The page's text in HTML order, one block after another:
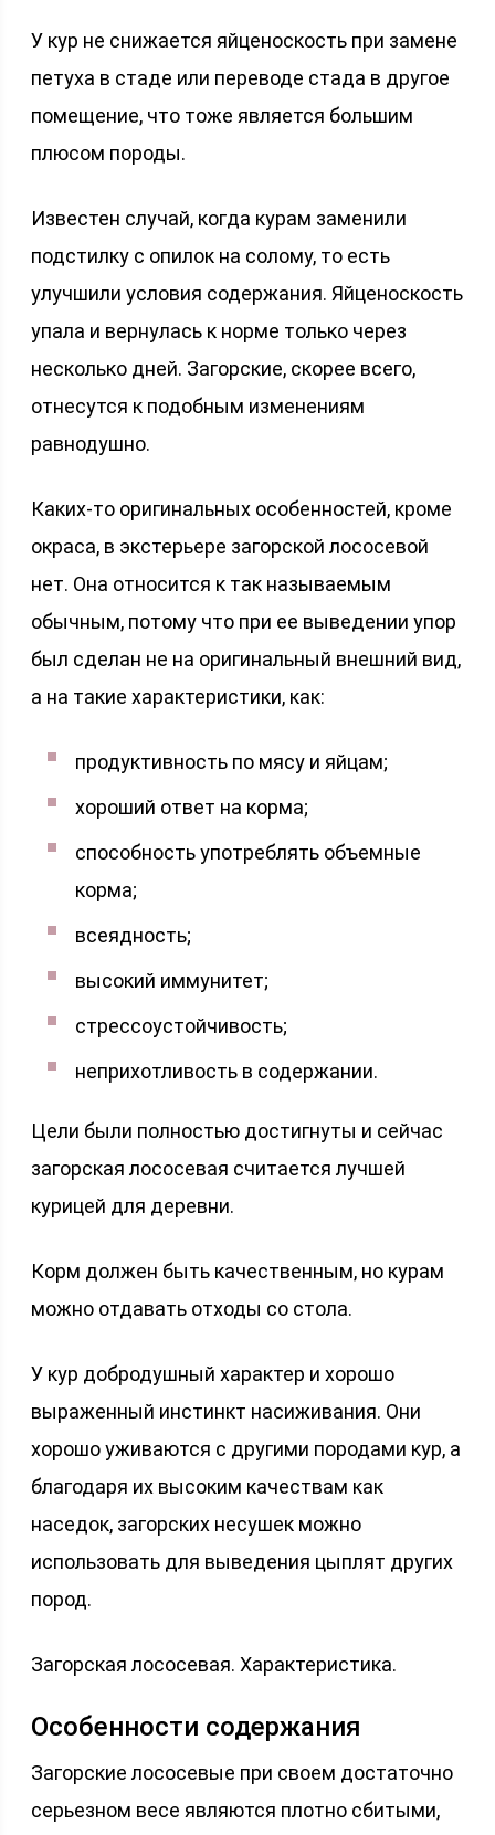
У кур не снижается яйценоскость при замене
петуха в стаде или переводе стада в другое
помещение, что тоже является большим
плюсом породы.
Известен случай, когда курам заменили
подстилку с опилок на солому, то есть
улучшили условия содержания. Яйценоскость
упала и вернулась к норме только через
несколько дней. Загорские, скорее всего,
отнесутся к подобным изменениям
равнодушно.
Каких-то оригинальных особенностей, кроме
окраса, в экстерьере загорской лососевой
нет. Она относится к так называемым
обычным, потому что при ее выведении упор
был сделан не на оригинальный внешний вид,
а на такие характеристики, как:
продуктивность по мясу и яйцам;
хороший ответ на корма;
способность употреблять объемные
корма;
всеядность;
высокий иммунитет;
стрессоустойчивость;
неприхотливость в содержании.
Цели были полностью достигнуты и сейчас
загорская лососевая считается лучшей
курицей для деревни.
Корм должен быть качественным, но курам
можно отдавать отходы со стола.
У кур добродушный характер и хорошо
выраженный инстинкт насиживания. Они
хорошо уживаются с другими породами кур, а
благодаря их высоким качествам как
наседок, загорских несушек можно
использовать для выведения цыплят других
пород.
Загорская лососевая. Характеристика.
Особенности содержания
Загорские лососевые при своем достаточно
серьезном весе являются плотно сбитыми,